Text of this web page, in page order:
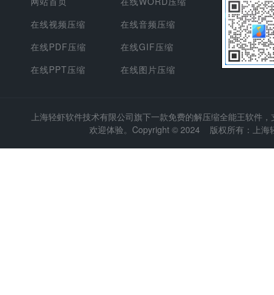
在线视频压缩
在线PDF压缩
在线PPT压缩
在线音频压缩
在线GIF压缩
在线图片压缩
上海轻虾软件技术有限公司旗下一款免费的解压缩全能王软件
欢迎体验。Copyright © 2024 版权所有：上